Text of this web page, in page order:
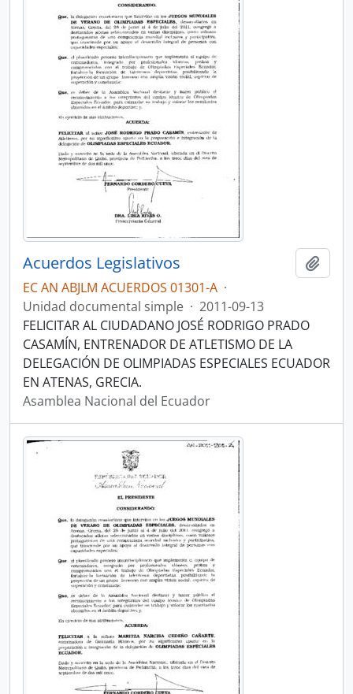
Acuerdos Legislativos
EC AN ABJLM ACUERDOS 01301-A ·
Unidad documental simple · 2011-09-13
FELICITAR AL CIUDADANO JOSÉ RODRIGO PRADO
CASAMÍN, ENTRENADOR DE ATLETISMO DE LA
DELEGACIÓN DE OLIMPIADAS ESPECIALES ECUADOR
EN ATENAS, GRECIA.
Asamblea Nacional del Ecuador